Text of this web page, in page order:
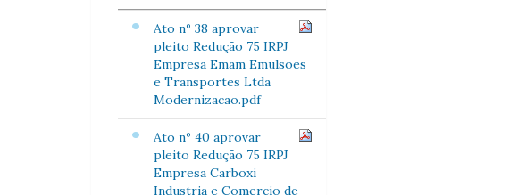
Ato nº 38 aprovar
pleito Redução 75 IRPJ
Empresa Emam Emulsoes
e Transportes Ltda
Modernizacao.pdf
Ato nº 40 aprovar
pleito Redução 75 IRPJ
Empresa Carboxi
Industria e Comercio de